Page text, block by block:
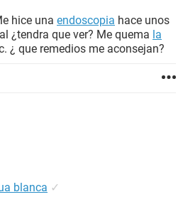
hice una endoscopia hace unos
¿tendra que ver? Me quema la
¿ que remedios me aconsejan?
blanca ✓